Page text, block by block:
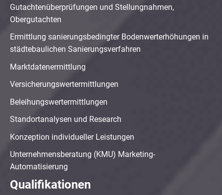
Gutachtenüberprüfungen und Stellungnahmen,
Obergutachten
Ermittlung sanierungsbedingter Bodenwerterhöhungen in
städtebaulichen Sanierungsverfahren
Marktdatenermittlung
Versicherungswertermittlungen
Beleihungswertermittlungen
Standortanalysen und Research
Konzeption individueller Leistungen
Unternehmensberatung (KMU) Marketing-
Automatisierung
Qualifikationen